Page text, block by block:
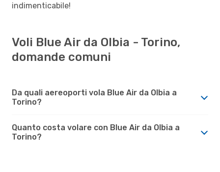
indimenticabile!
Voli Blue Air da Olbia - Torino,
domande comuni
Da quali aereoporti vola Blue Air da Olbia a
Torino?
Quanto costa volare con Blue Air da Olbia a
Torino?